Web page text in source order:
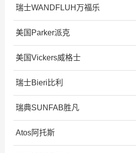
瑞士WANDFLUH万福乐
美国Parker派克
美国Vickers威格士
瑞士Bieri比利
瑞典SUNFAB胜凡
Atos阿托斯